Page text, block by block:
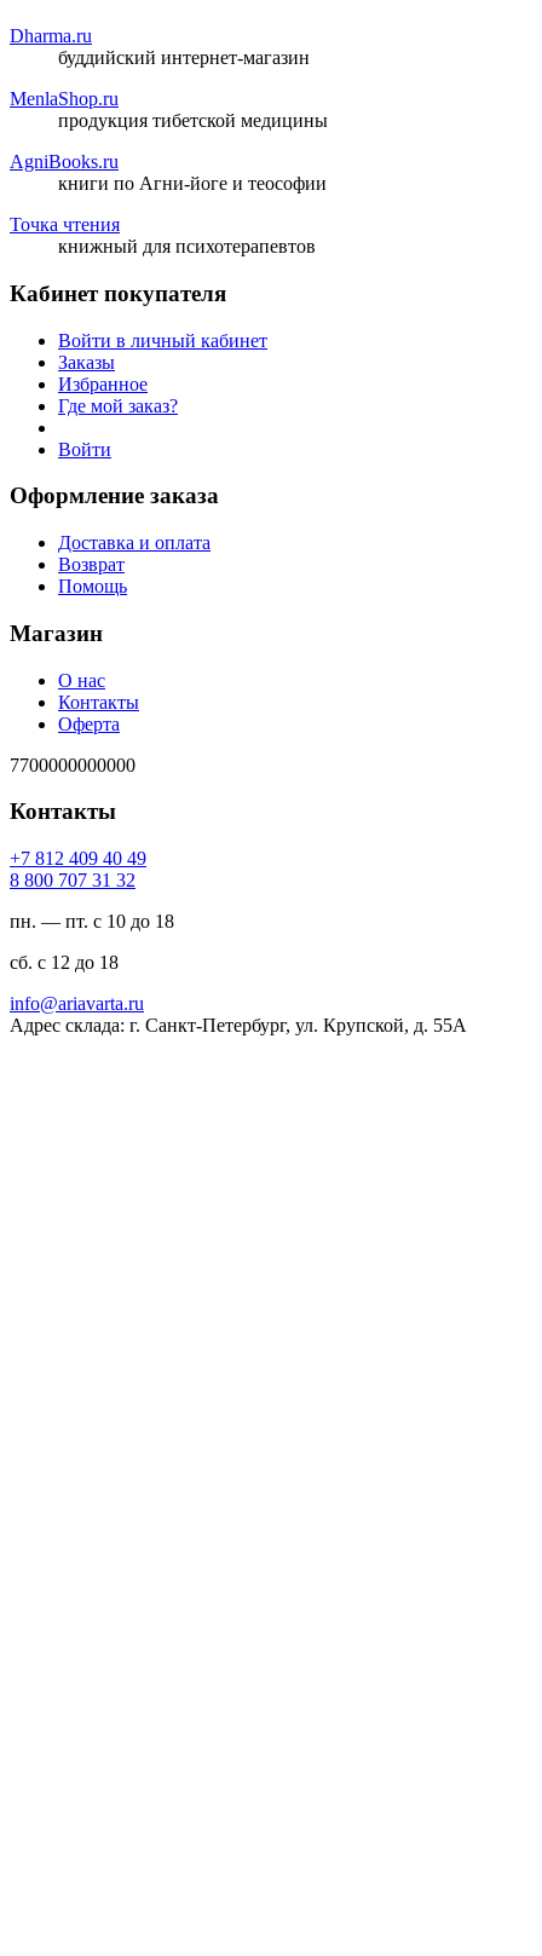
Dharma.ru
буддийский интернет-магазин
MenlaShop.ru
продукция тибетской медицины
AgniBooks.ru
книги по Агни-йоге и теософии
Точка чтения
книжный для психотерапевтов
Кабинет покупателя
Войти в личный кабинет
Заказы
Избранное
Где мой заказ?
Войти
Оформление заказа
Доставка и оплата
Возврат
Помощь
Магазин
О нас
Контакты
Оферта
7700000000000
Контакты
94 04 904 218 7+
23 13 707 008 8
пн. — пт. с 10 до 18
сб. с 12 до 18
ur.atravaira@ofni
Адрес склада: г. Санкт-Петербург, ул. Крупской, д. 55А